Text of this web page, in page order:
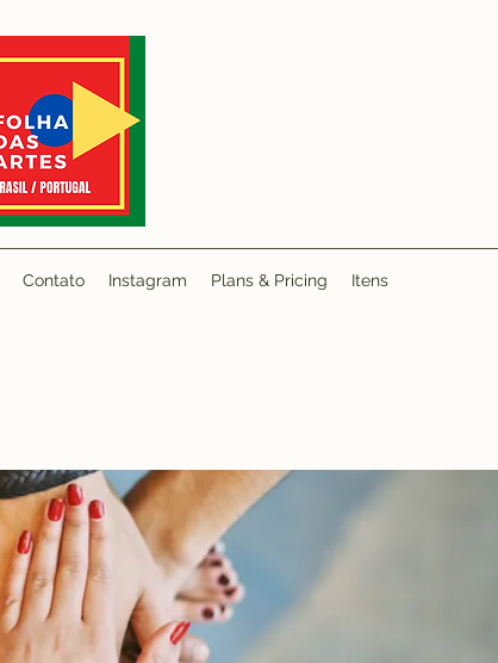
Contato Instagram Plans & Pricing Itens